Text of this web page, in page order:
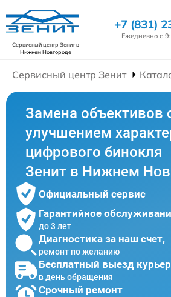
Сервисный центр Зенитв
Нижнем Новгороде
+7 (831)
Ежедневно с
Сервисный центр Зенит
Замена объективов
улучшением
цифрового бинокля
Зенит в Нижнем
Официальный сервис
Гарантийное
до 3 лет
Диагностика за наш счет,
ремонт по желанию
Бесплатный выезд
в день обращения
Срочный ремонт